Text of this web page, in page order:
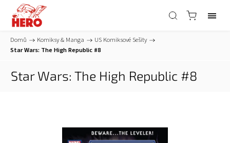
Domů / Komiksy & Manga / US Komiksové Sešity /
Star Wars: The High Republic #8
Star Wars: The High Republic #8